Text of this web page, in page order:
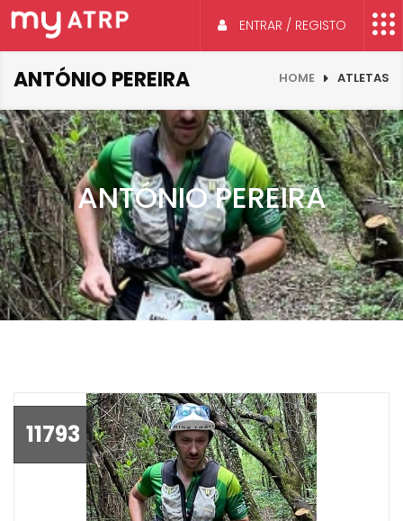
ENTRAR / REGISTO
ANTÓNIO PEREIRA HOME ATLETAS
ANTÓNIO PEREIRA
11793